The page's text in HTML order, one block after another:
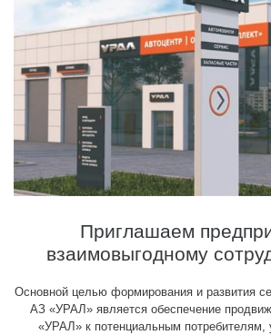
Приглашаем
взаимовыгодному
Основной целью формирования и развития
АЗ «УРАЛ» является обеспечение
«УРАЛ» к потенциальным потребителям,